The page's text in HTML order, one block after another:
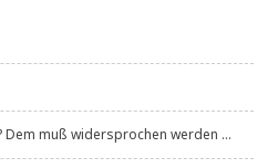
Dem muß widersprochen werden ...